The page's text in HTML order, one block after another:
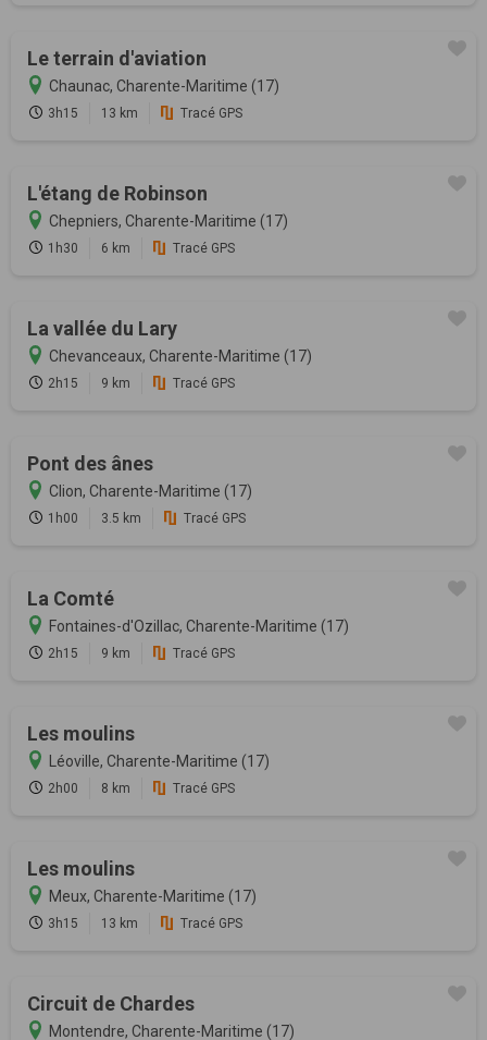
Le terrain d'aviation
Chaunac, Charente-Maritime (17)
3h15 13 km Tracé GPS
L'étang de Robinson
Chepniers, Charente-Maritime (17)
1h30 6 km Tracé GPS
La vallée du Lary
Chevanceaux, Charente-Maritime (17)
2h15 9 km Tracé GPS
Pont des ânes
Clion, Charente-Maritime (17)
1h00 3.5 km Tracé GPS
La Comté
Fontaines-d'Ozillac, Charente-Maritime (17)
2h15 9 km Tracé GPS
Les moulins
Léoville, Charente-Maritime (17)
2h00 8 km Tracé GPS
Les moulins
Meux, Charente-Maritime (17)
3h15 13 km Tracé GPS
Circuit de Chardes
Montendre, Charente-Maritime (17)